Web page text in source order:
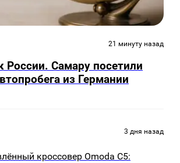
21 минуту назад
Самару посетили
из Германии
3 дня назад
кроссовер Omoda C5: